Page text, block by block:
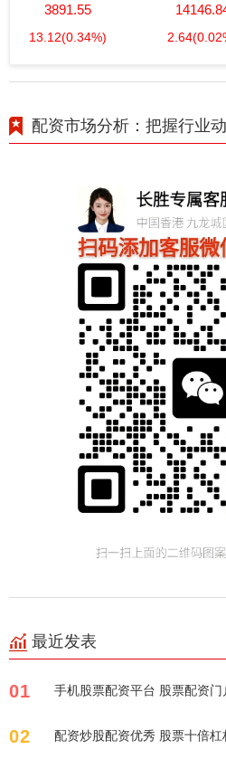
3891.55
13.12(0.34%) 2.64
配资市场分析：把握行业
最近发表
01 手机股票配资平台 股票配资门
02 配资炒股配资优秀 股票十倍